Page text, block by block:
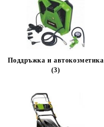
Поддръжка и автокозметика
(3)